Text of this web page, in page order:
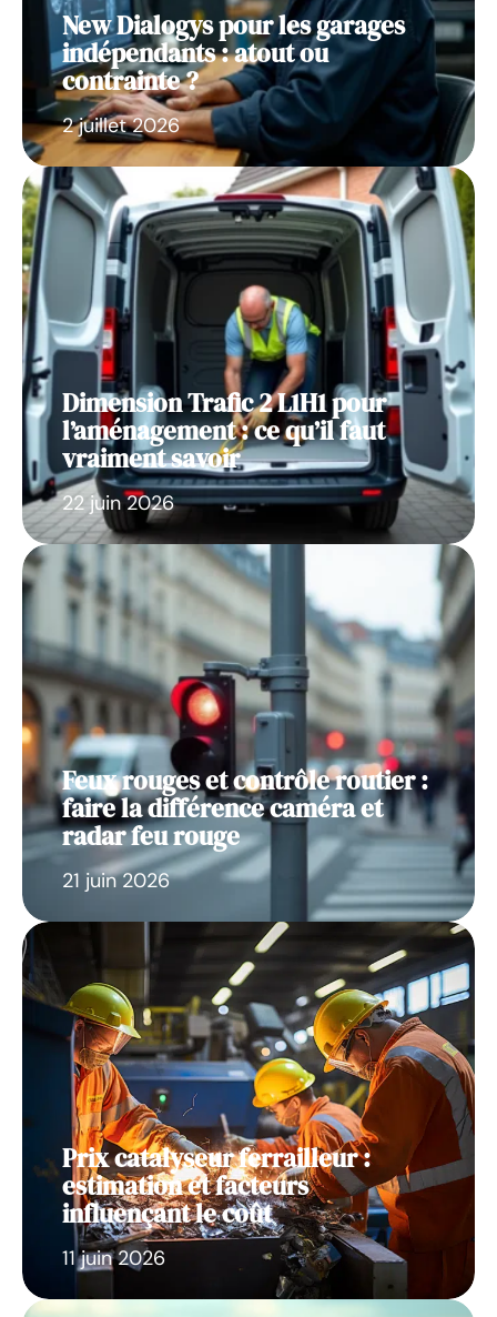
New Dialogys pour les garages
indépendants : atout ou
contrainte ?
2 juillet 2026
Dimension Trafic 2 L1H1 pour
l’aménagement : ce qu’il faut
vraiment savoir
22 juin 2026
Feux rouges et contrôle routier :
faire la différence caméra et
radar feu rouge
21 juin 2026
Prix catalyseur ferrailleur :
estimation et facteurs
influençant le coût
11 juin 2026